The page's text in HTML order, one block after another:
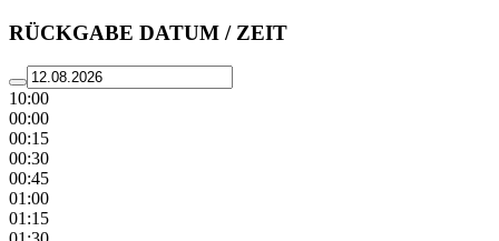
RÜCKGABE DATUM / ZEIT
10:00
00:00
00:15
00:30
00:45
01:00
01:15